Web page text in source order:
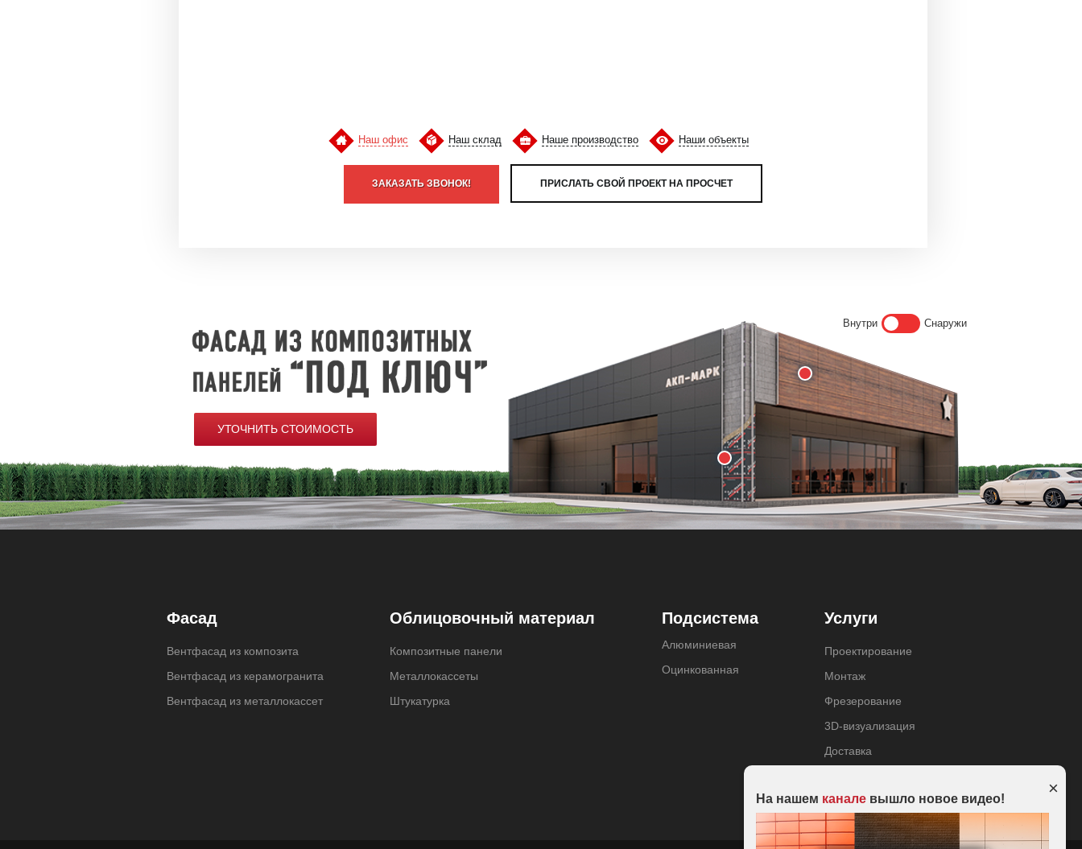
Наш офис Наш склад Наше производство Наши объекты
ЗАКАЗАТЬ ЗВОНОК! ПРИСЛАТЬ СВОЙ ПРОЕКТ НА ПРОСЧЕТ
УТОЧНИТЬ СТОИМОСТЬ
Внутри Снаружи
Фасад
Вентфасад из композита
Вентфасад из керамогранита
Вентфасад из металлокассет
Облицовочный материал
Композитные панели
Металлокассеты
Штукатурка
Подсистема
Алюминиевая
Оцинкованная
Услуги
Проектирование
Монтаж
Фрезерование
3D-визуализация
Доставка
На нашем канале вышло новое видео!
×